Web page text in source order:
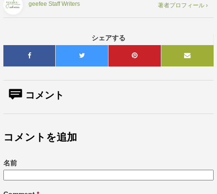
geefee Staff Writers 著者プロフィール ›
シェアする
コメント
コメントを追加
名前